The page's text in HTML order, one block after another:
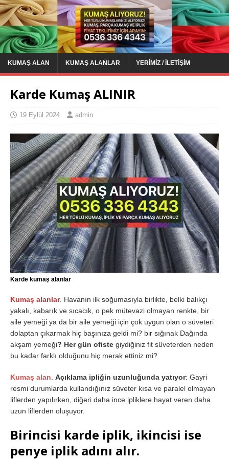
KUMAŞ ALAN KUMAŞ ALANLAR YERIMIZ / İLETIŞIM
Karde Kumaş ALINIR
19 Eylül 2024 admin
Karde kumaş alanlar
Kumaş alanlar. Havanın ilk soğumasıyla birlikte, belki balıkçı
yakalı, kabarık ve sıcacık, o pek mütevazi olmayan renkte, bir
aile yemeği ya da bir aile yemeği için çok uygun olan o süveteri
dolaptan çıkarmak hiç başınıza geldi mi? bir sığınak Dağında
akşam yemeği? Her gün ofiste giydiğiniz fit süveterden neden
bu kadar farklı olduğunu hiç merak ettiniz mi?
Kumaş alan. Açıklama ipliğin uzunluğunda yatıyor: Gayri
resmi durumlarda kullandığınız süveter kısa ve paralel olmayan
liflerden yapılırken, diğeri daha ince ipliklere hayat veren daha
uzun liflerden oluşuyor.
Birincisi karde iplik, ikincisi ise
penye iplik adını alır.